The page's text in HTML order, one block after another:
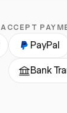
ACCEPT
PayPal
Bank